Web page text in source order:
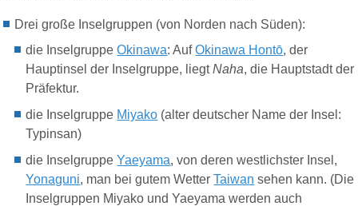
Drei große Inselgruppen (von Norden nach Süden):
die InselgruppeOkinawa: AufOkinawa Hontō, der
Hauptinsel der Inselgruppe, liegtNaha, die Hauptstadt der
Präfektur.
die Inselgruppe Miyako (alter deutscher Name der Insel:
Typinsan)
die InselgruppeYaeyama, von deren westlichster Insel,
Yonaguni, man bei gutem WetterTaiwan sehen kann. (Die
Inselgruppen Miyako und Yaeyama werden auch